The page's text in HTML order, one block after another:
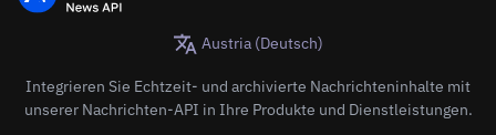
Austria (Deutsch)
Integrieren Sie Echtzeit- und archivierte Nachrichteninhalte mit
unserer Nachrichten-API in Ihre Produkte und Dienstleistungen.